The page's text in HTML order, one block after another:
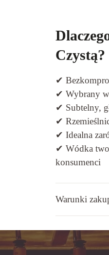
Czystą?
✔
✔ Wybrany
✔ Subtelny,
✔
✔ Idealna
✔ Wódka
konsumenci
Warunki